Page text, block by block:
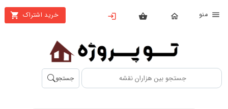
خرید اشتراک
بستن
محصولات
تهیه
اشتراک
جستجو